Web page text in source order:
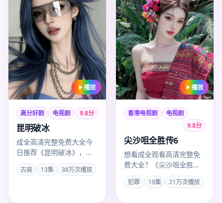
播放
高分好剧 电视剧 9.8分
昆明破冰
成全高清完整免费大全今
日推荐《昆明破冰》，中
国大陆古装口碑电视剧，
导演汪俊，胡歌、刘亦菲
古装 13集 38万次播放
播放
香港电视剧
电视剧
9.8分
尖沙咀全胜传6
想看成全观看高清完整免
费大全？《尖沙咀全胜传
6》2008年中国香港犯罪
电视剧口碑稳定，卡司张
犯罪 19集 21万次播放